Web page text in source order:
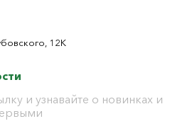
12К
и узнавайте о новинках и